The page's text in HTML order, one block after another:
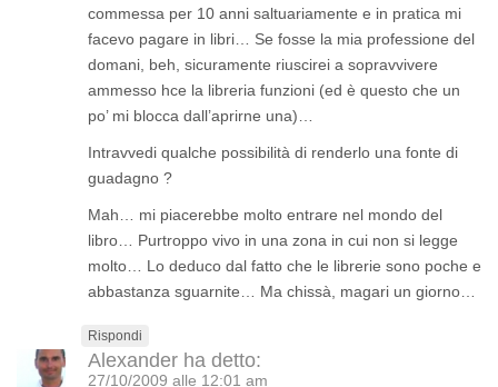
commessa per 10 anni saltuariamente e in pratica mi
facevo pagare in libri… Se fosse la mia professione del
domani, beh, sicuramente riuscirei a sopravvivere
ammesso hce la libreria funzioni (ed è questo che un
po’ mi blocca dall’aprirne una)…
Intravvedi qualche possibilità di renderlo una fonte di
guadagno ?
Mah… mi piacerebbe molto entrare nel mondo del
libro… Purtroppo vivo in una zona in cui non si legge
molto… Lo deduco dal fatto che le librerie sono poche e
abbastanza sguarnite… Ma chissà, magari un giorno…
Rispondi
Alexander ha detto:
27/10/2009 alle 12:01 am